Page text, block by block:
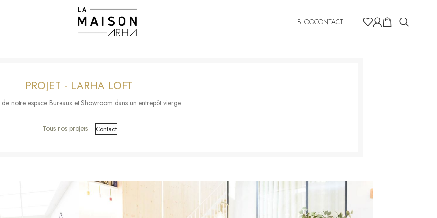
BLOGCONTACT
PROJET - LARHA LOFT
notre espace Bureaux et Showroom dans un entrepôt vierge.
Tous nos projets Contact